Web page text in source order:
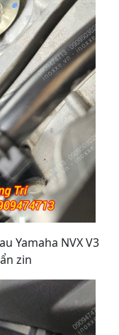
Yamaha NVX V3
zin